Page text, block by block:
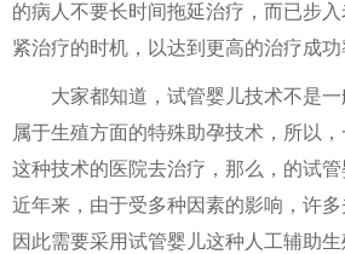
的病人不要长时间拖延治疗，而已步
紧治疗的时机，以达到更高的治疗成功
大家都知道，试管婴儿技术不是一
属于生殖方面的特殊助孕技术，所以
这种技术的医院去治疗，那么，的试管
近年来，由于受多种因素的影响，许多
因此需要采用试管婴儿这种人工辅助